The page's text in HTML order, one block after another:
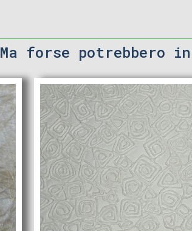
Ma forse potrebbero